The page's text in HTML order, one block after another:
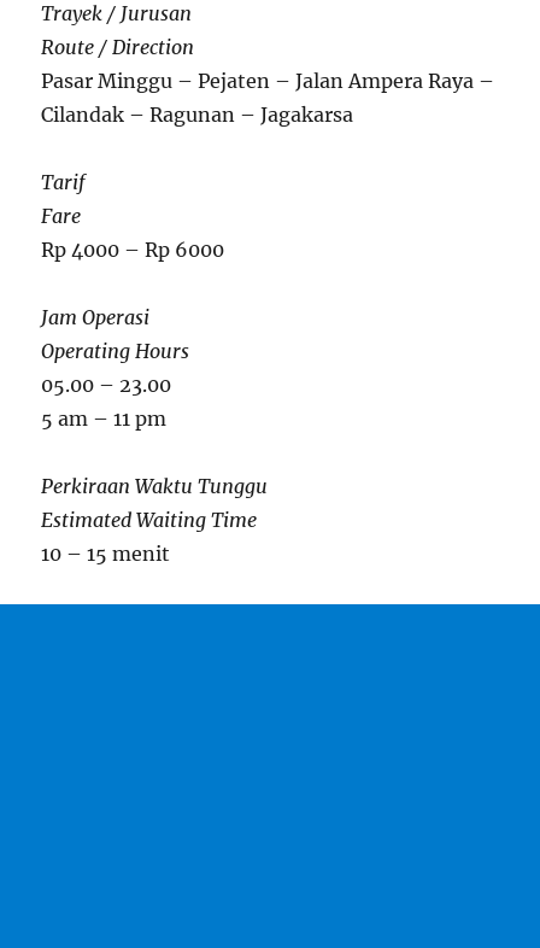
Trayek / Jurusan
Route / Direction
Pasar Minggu – Pejaten – Jalan Ampera Raya –
Cilandak – Ragunan – Jagakarsa
Tarif
Fare
Rp 4000 – Rp 6000
Jam Operasi
Operating Hours
05.00 – 23.00
5 am – 11 pm
Perkiraan Waktu Tunggu
Estimated Waiting Time
10 – 15 menit